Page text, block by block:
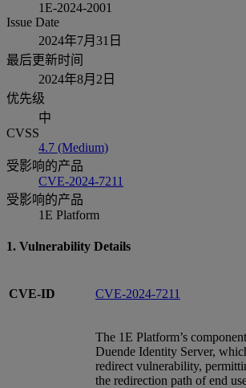
1E-2024-2001
Issue Date
2024年7月31日
最后更新时间
2024年8月2日
优先级
中
CVSS
4.7 (Medium)
受影响的产品
CVE-2024-7211
受影响的产品
1E Platform
1. Vulnerability Details
CVE-ID CVE-2024-7211
The 1E Platform’s
Duende Identity Server,
redirect vulnerability,
the redirection path of end